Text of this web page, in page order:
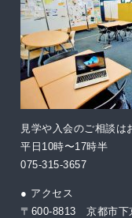
見学や入会のご相談は
平日10時〜17時半
075-315-3657
● アクセス
〒600-8813 京都市下